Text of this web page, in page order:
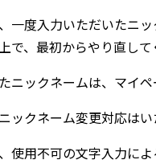
一度入力いただいたニ
で、最初からやり直して
ニックネームは、マイペ
ックネーム変更対応はい
使用不可の文字入力に